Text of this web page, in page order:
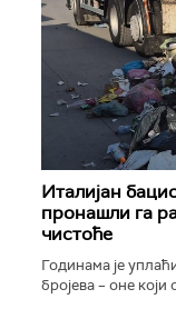
Италијан
пронашли га
чистоће
Годинама је
бројева – оне